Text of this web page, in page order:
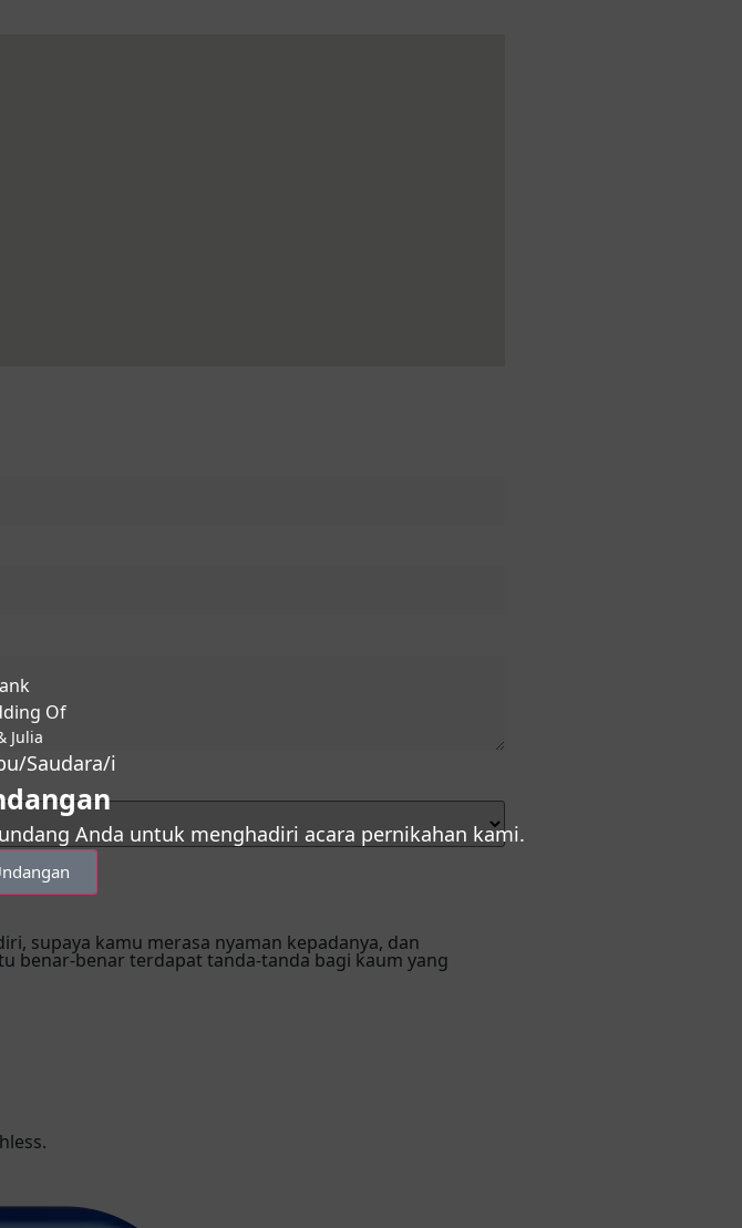
supaya kamu merasa nyaman kepadanya, dan
benar-benar terdapat tanda-tanda bagi kaum yang
Of
Julia
Saudara/i
Anda untuk menghadiri acara pernikahan kami.